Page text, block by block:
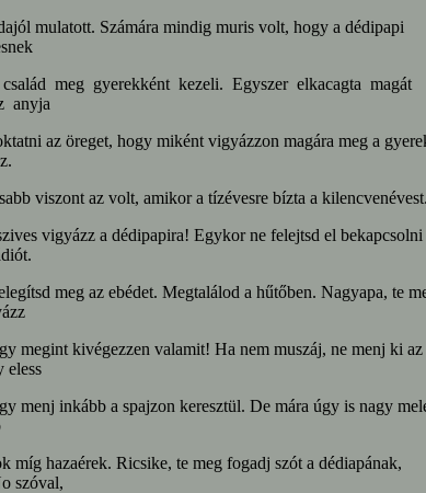
mulatott. Számára mindig muris volt, hogy a dédipapi
meg gyerekként kezeli. Egyszer elkacagta magát
anyja
az öreget, hogy miként vigyázzon magára meg a
viszont az volt, amikor a tízévesre bízta a
vigyázz a dédipapira! Egykor ne felejtsd el bekapcsolni
meg az ebédet. Megtalálod a hűtőben. Nagyapa, te
megint kivégezzen valamit! Ha nem muszáj, ne menj ki az
eless
menj inkább a spajzon keresztül. De mára úgy is nagy
míg hazaérek. Ricsike, te meg fogadj szót a dédiapának,
szóval,